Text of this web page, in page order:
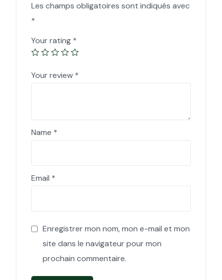
Les champs obligatoires sont indiqués avec
*
Your rating *
Your review *
Name *
Email *
Enregistrer mon nom, mon e-mail et mon
site dans le navigateur pour mon
prochain commentaire.